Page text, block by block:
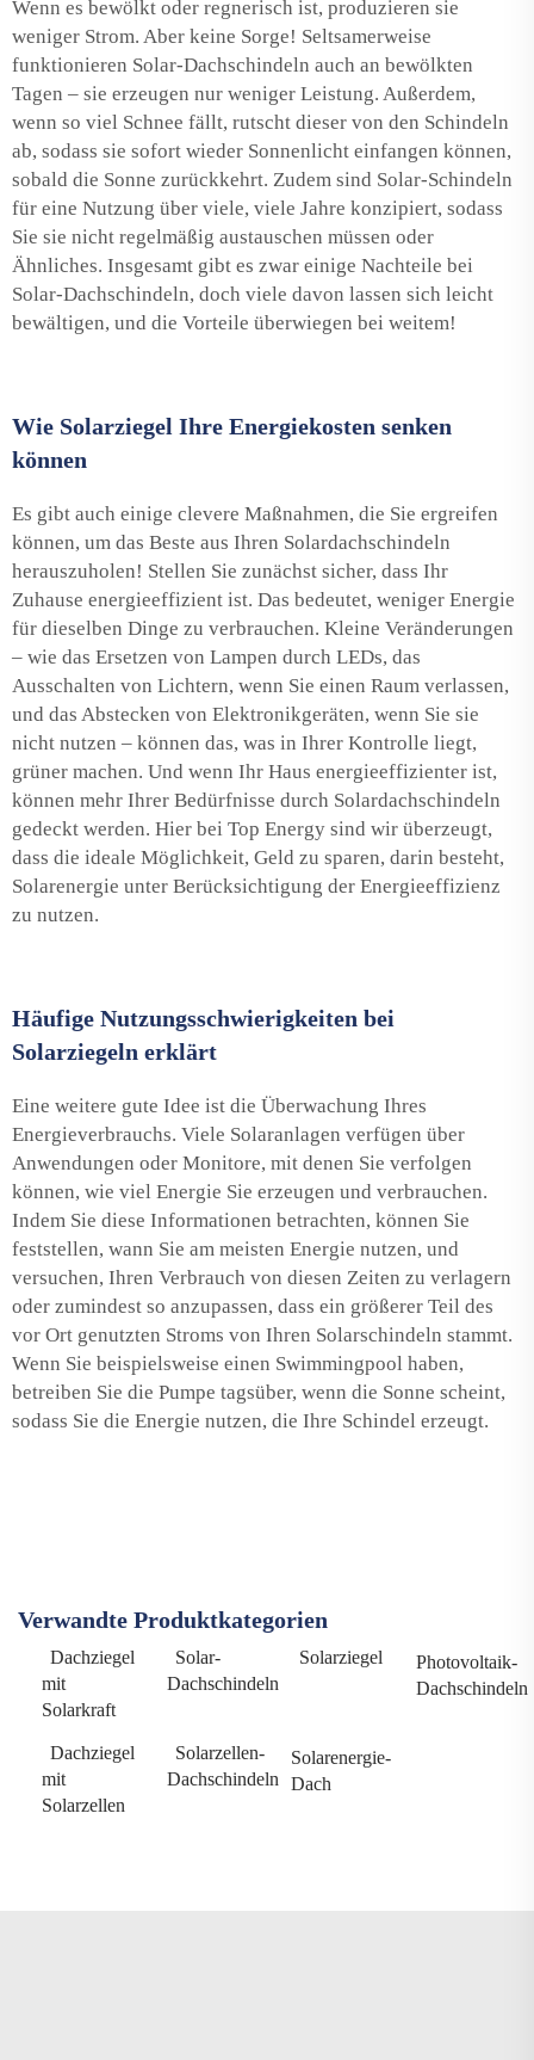
Wenn es bewölkt oder regnerisch ist, produzieren sie
weniger Strom. Aber keine Sorge! Seltsamerweise
funktionieren Solar-Dachschindeln auch an bewölkten
Tagen – sie erzeugen nur weniger Leistung. Außerdem,
wenn so viel Schnee fällt, rutscht dieser von den Schindeln
ab, sodass sie sofort wieder Sonnenlicht einfangen können,
sobald die Sonne zurückkehrt. Zudem sind Solar-Schindeln
für eine Nutzung über viele, viele Jahre konzipiert, sodass
Sie sie nicht regelmäßig austauschen müssen oder
Ähnliches. Insgesamt gibt es zwar einige Nachteile bei
Solar-Dachschindeln, doch viele davon lassen sich leicht
bewältigen, und die Vorteile überwiegen bei weitem!
Wie Solarziegel Ihre Energiekosten senken
können
Es gibt auch einige clevere Maßnahmen, die Sie ergreifen
können, um das Beste aus Ihren Solardachschindeln
herauszuholen! Stellen Sie zunächst sicher, dass Ihr
Zuhause energieeffizient ist. Das bedeutet, weniger Energie
für dieselben Dinge zu verbrauchen. Kleine Veränderungen
– wie das Ersetzen von Lampen durch LEDs, das
Ausschalten von Lichtern, wenn Sie einen Raum verlassen,
und das Abstecken von Elektronikgeräten, wenn Sie sie
nicht nutzen – können das, was in Ihrer Kontrolle liegt,
grüner machen. Und wenn Ihr Haus energieeffizienter ist,
können mehr Ihrer Bedürfnisse durch Solardachschindeln
gedeckt werden. Hier bei Top Energy sind wir überzeugt,
dass die ideale Möglichkeit, Geld zu sparen, darin besteht,
Solarenergie unter Berücksichtigung der Energieeffizienz
zu nutzen.
Häufige Nutzungsschwierigkeiten bei
Solarziegeln erklärt
Eine weitere gute Idee ist die Überwachung Ihres
Energieverbrauchs. Viele Solaranlagen verfügen über
Anwendungen oder Monitore, mit denen Sie verfolgen
können, wie viel Energie Sie erzeugen und verbrauchen.
Indem Sie diese Informationen betrachten, können Sie
feststellen, wann Sie am meisten Energie nutzen, und
versuchen, Ihren Verbrauch von diesen Zeiten zu verlagern
oder zumindest so anzupassen, dass ein größerer Teil des
vor Ort genutzten Stroms von Ihren Solarschindeln stammt.
Wenn Sie beispielsweise einen Swimmingpool haben,
betreiben Sie die Pumpe tagsüber, wenn die Sonne scheint,
sodass Sie die Energie nutzen, die Ihre Schindel erzeugt.
Verwandte Produktkategorien
Dachziegel
mit
Solarkraft
Solar-
Dachschindeln
Solarziegel
Photovoltaik-
Dachschindeln
Dachziegel
mit
Solarzellen
Solarzellen-
Dachschindeln
Solarenergie-
Dach